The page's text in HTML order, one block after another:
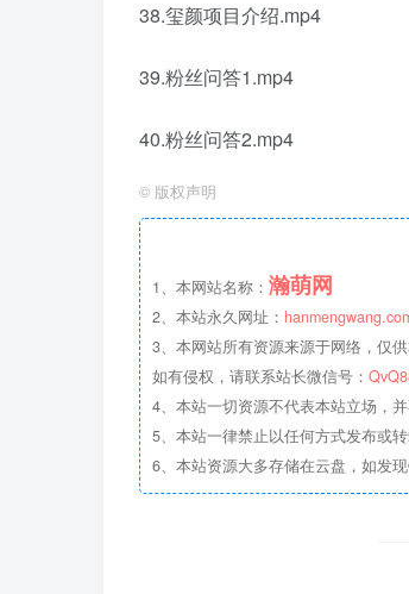
38.玺颜项目介绍.mp4
39.粉丝问答1.mp4
40.粉丝问答2.mp4
© 版权声明
1、本网站名称： 瀚萌网
2、本站永久网址：
3、本网站所有资源来源于网络，仅供
如有侵权，请联系站长微信号：
4、本站一切资源不代表本站立场，
5、本站一律禁止以任何方式发布或
6、本站资源大多存储在云盘，如发